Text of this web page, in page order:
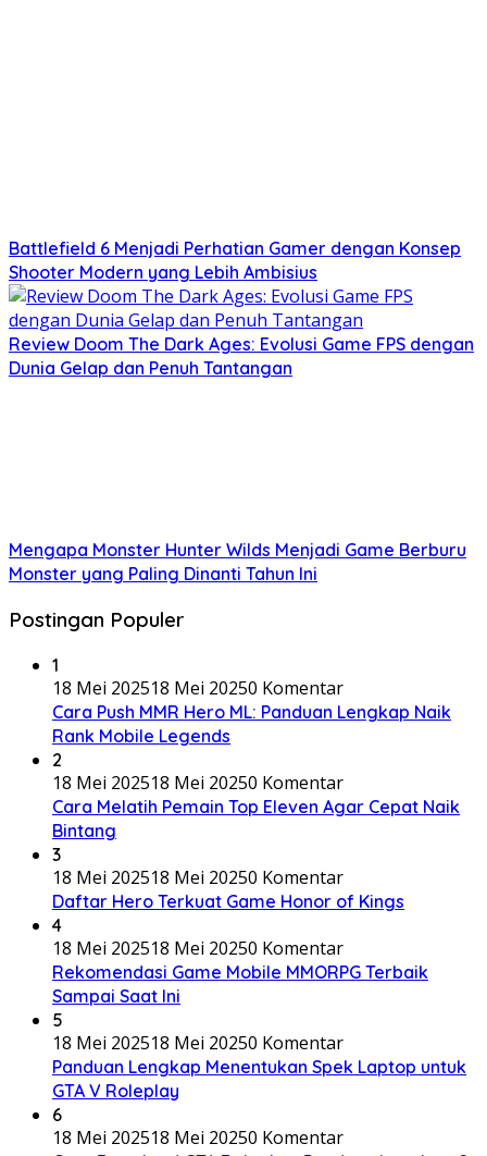
Battlefield 6 Menjadi Perhatian Gamer dengan Konsep
Shooter Modern yang Lebih Ambisius
Review Doom The Dark Ages: Evolusi Game FPS dengan
Dunia Gelap dan Penuh Tantangan
Mengapa Monster Hunter Wilds Menjadi Game Berburu
Monster yang Paling Dinanti Tahun Ini
Postingan Populer
1
18 Mei 202518 Mei 20250 Komentar
Cara Push MMR Hero ML: Panduan Lengkap Naik
Rank Mobile Legends
2
18 Mei 202518 Mei 20250 Komentar
Cara Melatih Pemain Top Eleven Agar Cepat Naik
Bintang
3
18 Mei 202518 Mei 20250 Komentar
Daftar Hero Terkuat Game Honor of Kings
4
18 Mei 202518 Mei 20250 Komentar
Rekomendasi Game Mobile MMORPG Terbaik
Sampai Saat Ini
5
18 Mei 202518 Mei 20250 Komentar
Panduan Lengkap Menentukan Spek Laptop untuk
GTA V Roleplay
6
18 Mei 202518 Mei 20250 Komentar